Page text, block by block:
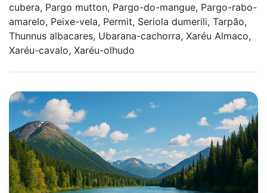
cubera, Pargo mutton, Pargo-do-mangue, Pargo-rabo-
amarelo, Peixe-vela, Permit, Seriola dumerili, Tarpão,
Thunnus albacares, Ubarana-cachorra, Xaréu Almaco,
Xaréu-cavalo, Xaréu-olhudo